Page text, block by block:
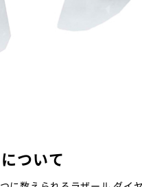
ついて